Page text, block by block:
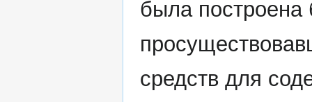
была построена
средств для